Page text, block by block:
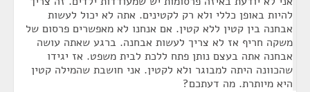
להיות באופן כללי ולא רק לקטינים. אתה לא יכול לעשות
אבחנה בין קטין ללא קטין. אם אנחנו לא מאפשרים פרסום של
משקה חריף אז לא צריך לעשות אבחנה. ברגע שאתה עושה
אבחנה אתה בעצם נותן פתח ללכת לבית משפט. אז יגידו
שהכוונה היתה למבוגר ולא לקטין. אני חושבת שהמילה קטין
היא מיותרת. מה דעתכם?